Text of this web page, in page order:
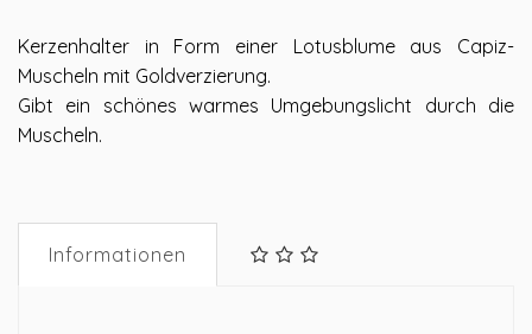
Kerzenhalter in Form einer Lotusblume aus Capiz-
Muscheln mit Goldverzierung.
Gibt ein schönes warmes Umgebungslicht durch die
Muscheln.
Informationen